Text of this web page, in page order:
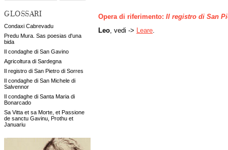
GLOSSARI
Condaxi Cabrevadu
Predu Mura. Sas poesias d'una
bida
Il condaghe di San Gavino
Agricoltura di Sardegna
Il registro di San Pietro di Sorres
Il condaghe di San Michele di
Salvennor
Il condaghe di Santa Maria di
Bonarcado
Sa Vitta et sa Morte, et Passione
de sanctu Gavinu, Prothu et
Januariu
Opera di riferimento: Il registro di San
Leo , vedi -> Leare